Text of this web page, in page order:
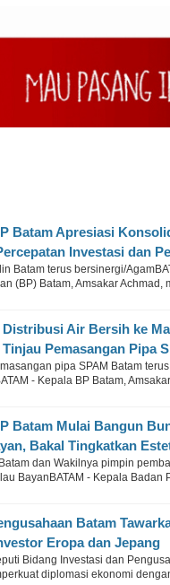
Batam Apresiasi
Investasi dan
Batam terus bersinergi/
(BP) Batam, Amsakar
Distribusi Air Bersih ke
Pemasangan Pipa
pipa SPAM Batam
- Kepala BP Batam,
Batam Mulai Bangun
Bakal Tingkatkan
dan Wakilnya pimpin
BayanBATAM - Kepala Badan
Batam
Eropa dan Jepang
Bidang Investasi dan
diplomasi ekonomi